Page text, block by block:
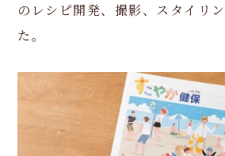
のレシピ開発、撮影、スタイリ
た。